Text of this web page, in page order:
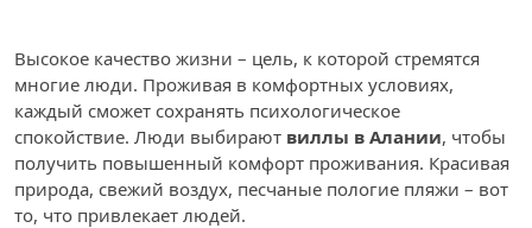
Высокое качество жизни – цель, к которой стремятся
многие люди. Проживая в комфортных условиях,
каждый сможет сохранять психологическое
спокойствие. Люди выбирают виллы в Алании, чтобы
получить повышенный комфорт проживания. Красивая
природа, свежий воздух, песчаные пологие пляжи – вот
то, что привлекает людей.